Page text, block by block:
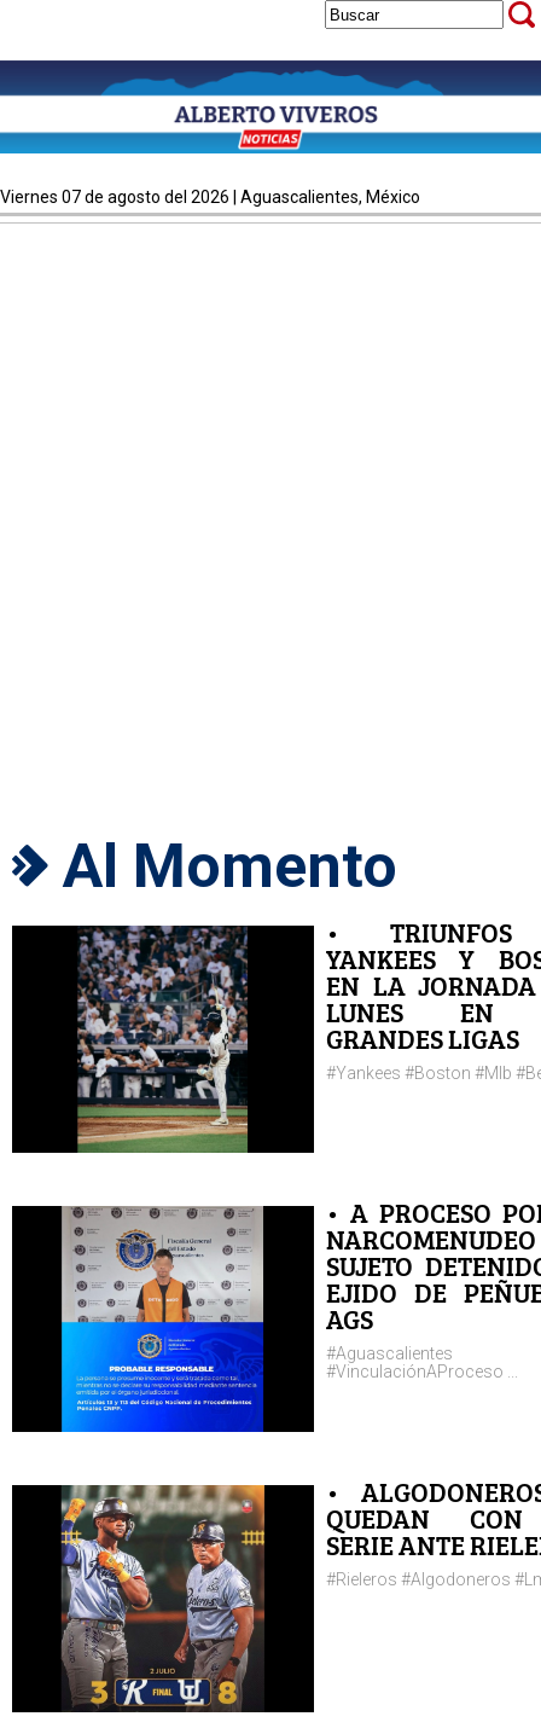
viernes 07 de agosto del 2026 | Aguascalientes, México
Al Momento
•
YANKEES Y
EN LA
LUNES EN
GRANDES LIGAS
#Yankees #Boston #Mlb
• A PROCESO
NARCOMENUDEO
SUJETO
EJIDO DE
AGS
#Aguascalientes
#VinculaciónAProceso ...
•
QUEDAN
SERIE ANTE
#Rieleros #Algodoneros